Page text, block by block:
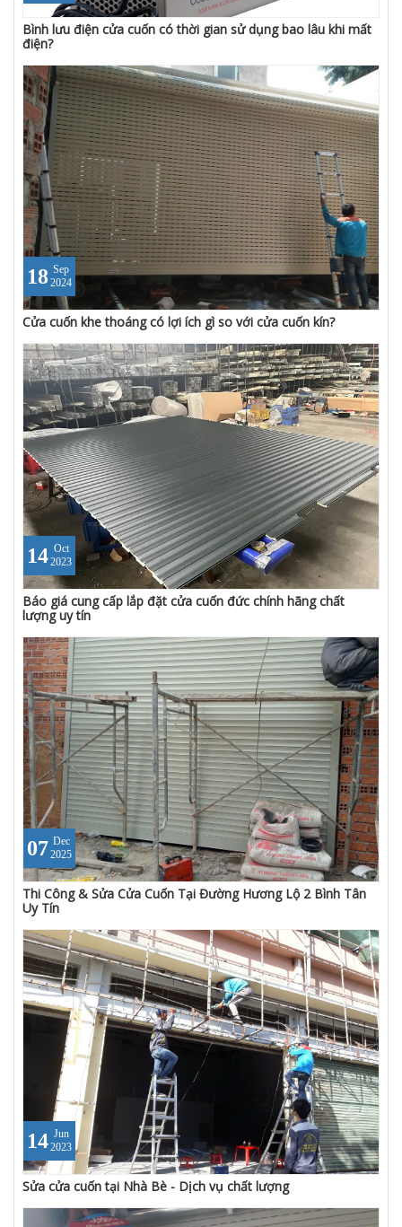
Bình lưu điện cửa cuốn có thời gian sử dụng bao lâu khi mất
điện?
18 Sep
2024
Cửa cuốn khe thoáng có lợi ích gì so với cửa cuốn kín?
14 Oct
2023
Báo giá cung cấp lắp đặt cửa cuốn đức chính hãng chất
lượng uy tín
07 Dec
2025
Thi Công & Sửa Cửa Cuốn Tại Đường Hương Lộ 2 Bình Tân
Uy Tín
14 Jun
2023
Sửa cửa cuốn tại Nhà Bè - Dịch vụ chất lượng